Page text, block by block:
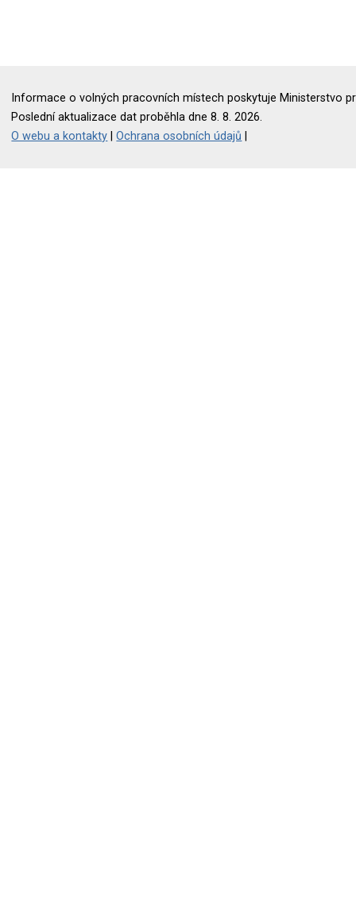
Informace o volných pracovních místech poskytuje Ministerstvo
Poslední aktualizace dat proběhla dne 8. 8. 2026.
O webu a kontakty |Ochrana osobních údajů